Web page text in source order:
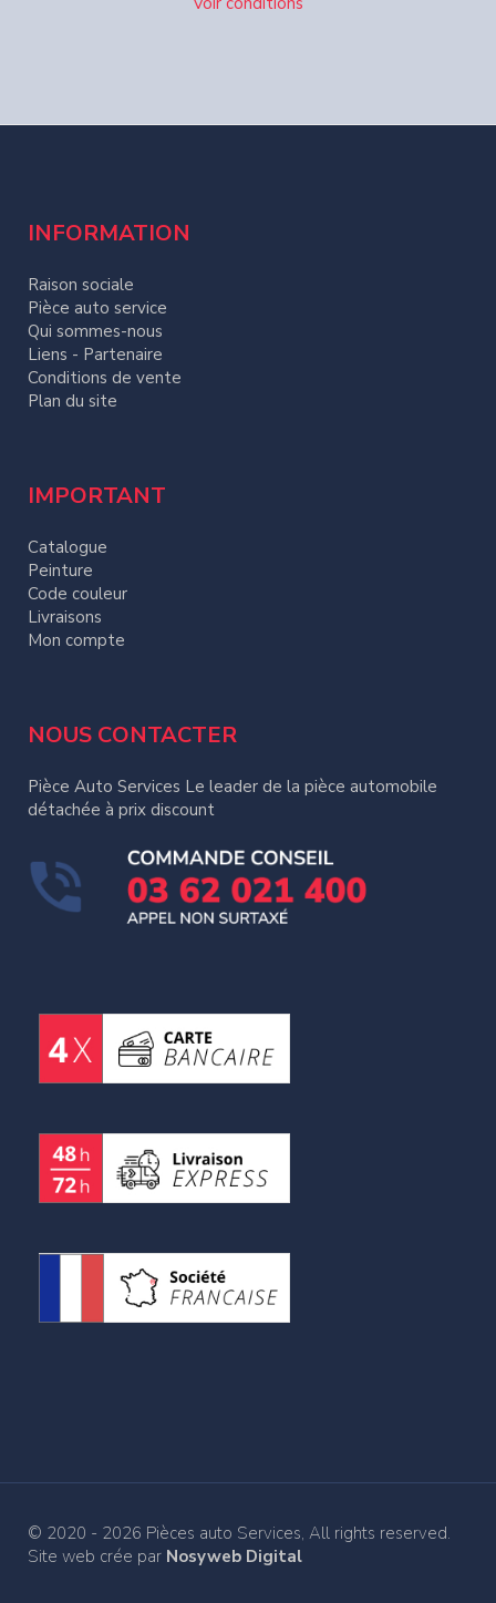
INFORMATION
Raison sociale
Pièce auto service
Qui sommes-nous
Liens - Partenaire
Conditions de vente
Plan du site
IMPORTANT
Catalogue
Peinture
Code couleur
Livraisons
Mon compte
NOUS CONTACTER
Pièce Auto Services Le leader de la pièce automobile
détachée à prix discount
© 2020 - 2026 Pièces auto Services, All rights reserved.
Site web crée par Nosyweb Digital